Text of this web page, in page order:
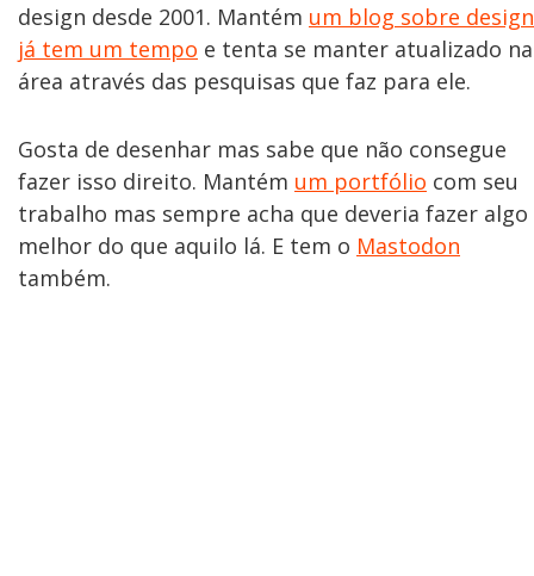
design desde 2001. Mantém um blog sobre design
já tem um tempo e tenta se manter atualizado na
área através das pesquisas que faz para ele.
Gosta de desenhar mas sabe que não consegue
fazer isso direito. Mantém um portfólio com seu
trabalho mas sempre acha que deveria fazer algo
melhor do que aquilo lá. E tem o Mastodon
também.